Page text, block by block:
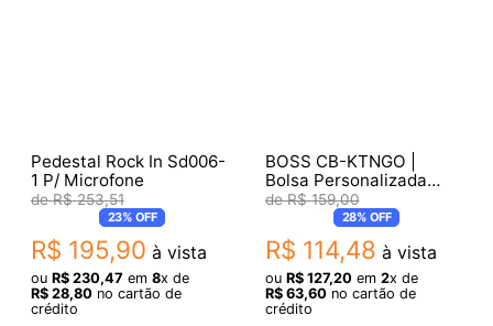
Pedestal Rock In Sd006-
1 P/ Microfone
R$ 253,51
23%OFF
R$ 195,90 à vista
ou R$ 230,47 em 8x de
R$ 28,80no cartão de
crédito
BOSS CB-KTNGO |
Bolsa Personalizada
para o KATANA:GO
R$ 159,00
28%OFF
R$ 114,48 à vista
ou R$ 127,20em 2x de
R$ 63,60no cartão de
crédito